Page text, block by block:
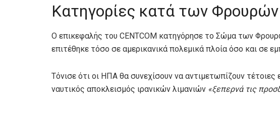
Κατηγορίες κατά των
Ο επικεφαλής του CENTCOM κατηγόρησε το Σώμα των
επιτέθηκε τόσο σε αμερικανικά πολεμικά πλοία όσο και σε
Τόνισε ότι οι ΗΠΑ θα συνεχίσουν να αντιμετωπίζουν τέτοιες
ναυτικός αποκλεισμός ιρανικών λιμανιών «ξεπερνά τις